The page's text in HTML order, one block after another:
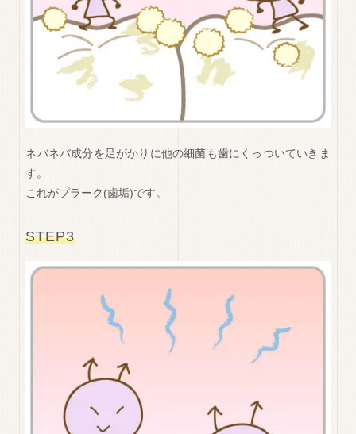
ネバネバ成分を足がかりに他の細菌も歯にくっついていきま
す。
これがプラーク(歯垢)です。
STEP3